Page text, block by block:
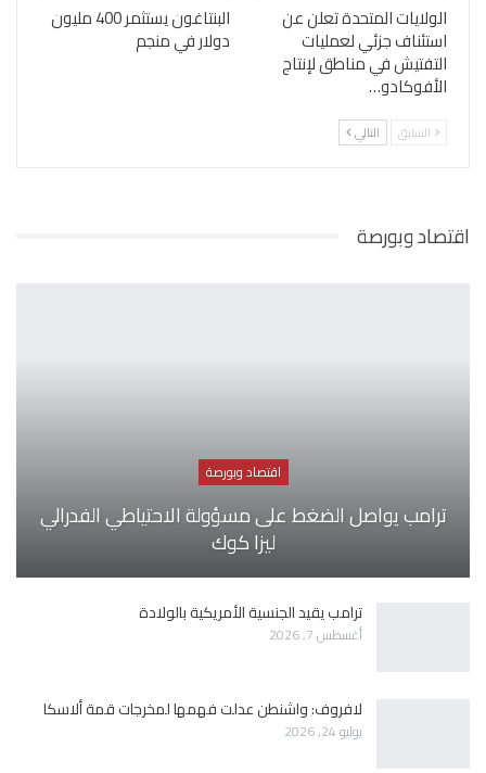
الولايات المتحدة تعلن عن
استئناف جزئي لعمليات
التفتيش في مناطق لإنتاج
الأفوكادو…
البنتاغون يستثمر 400 مليون
دولار في منجم
السابق التالي
اقتصاد وبورصة
اقتصاد وبورصة
ترامب يواصل الضغط على مسؤولة الاحتياطي الفدرالي
ليزا كوك
ترامب يقيد الجنسية الأمريكية بالولادة
أغسطس 7, 2026
لافروف: واشنطن عدلت فهمها لمخرجات قمة ألاسكا
يوليو 24, 2026